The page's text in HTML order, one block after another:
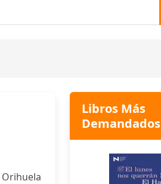
Libros Más
Demandados